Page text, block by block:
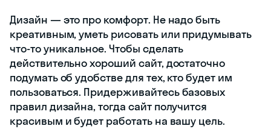
Дизайн — это про комфорт. Не надо быть
креативным, уметь рисовать или придумывать
что-то уникальное. Чтобы сделать
действительно хороший сайт, достаточно
подумать об удобстве для тех, кто будет им
пользоваться. Придерживайтесь базовых
правил дизайна, тогда сайт получится
красивым и будет работать на вашу цель.